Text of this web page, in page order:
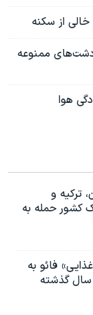
از سکنه
ممنوعه
هوا
ترکیه و
کشور حمله به
فائو به
سال گذشته